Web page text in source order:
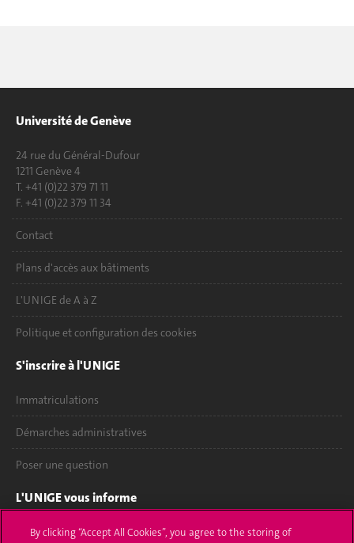
Université de Genève
24 rue du Général-Dufour
1211 Genève 4
T. +41 (0)22 379 71 11
F. +41 (0)22 379 11 34
Contact
Plans d'accès aux bâtiments
L'UNIGE de A à Z
Politique et configuration des cookies
S'inscrire à l'UNIGE
Immatriculations
Démarches administratives
Poser une question
L'UNIGE vous informe
UNIGE Mobile
By clicking “Accept All Cookies”, you agree to the storing of